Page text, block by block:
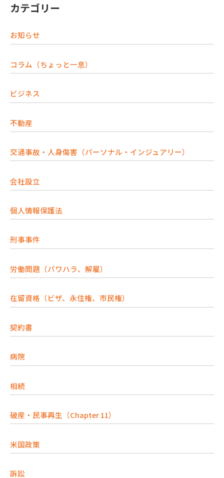
カテゴリー
お知らせ
コラム（ちょっと一息）
ビジネス
不動産
交通事故・人身傷害（パーソナル・インジュアリー）
会社設立
個人情報保護法
刑事事件
労働問題（パワハラ、解雇）
在留資格（ビザ、永住権、市民権）
契約書
病院
相続
破産・民事再生（Chapter 11）
米国政策
訴訟